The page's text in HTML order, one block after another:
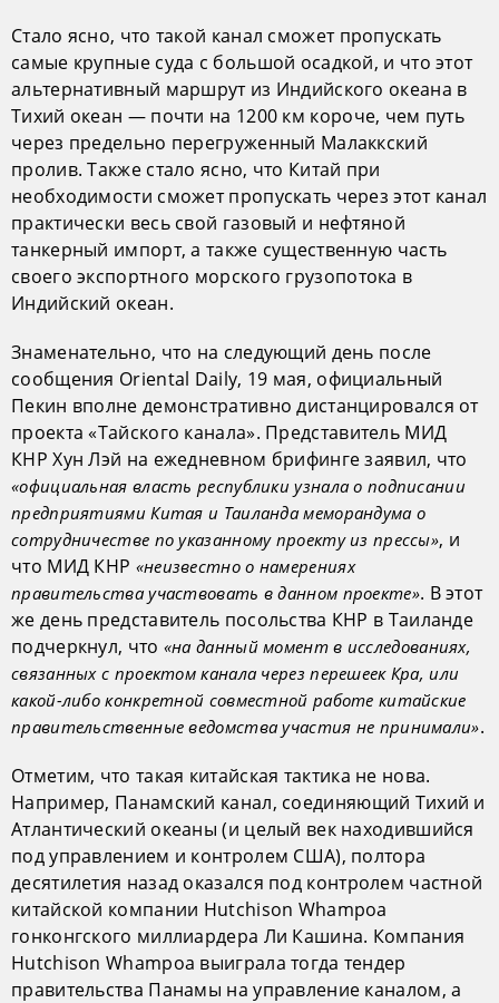
Стало ясно, что такой канал сможет пропускать
самые крупные суда с большой осадкой, и что этот
альтернативный маршрут из Индийского океана в
Тихий океан — почти на 1200 км короче, чем путь
через предельно перегруженный Малаккский
пролив. Также стало ясно, что Китай при
необходимости сможет пропускать через этот канал
практически весь свой газовый и нефтяной
танкерный импорт, а также существенную часть
своего экспортного морского грузопотока в
Индийский океан.
Знаменательно, что на следующий день после
сообщения Oriental Daily, 19 мая, официальный
Пекин вполне демонстративно дистанцировался от
проекта «Тайского канала». Представитель МИД
КНР Хун Лэй на ежедневном брифинге заявил, что
«официальная власть республики узнала о подписании
предприятиями Китая и Таиланда меморандума о
сотрудничестве по указанному проекту из прессы», и
что МИД КНР «неизвестно о намерениях
правительства участвовать в данном проекте». В этот
же день представитель посольства КНР в Таиланде
подчеркнул, что «на данный момент в исследованиях,
связанных с проектом канала через перешеек Кра, или
какой-либо конкретной совместной работе китайские
правительственные ведомства участия не принимали».
Отметим, что такая китайская тактика не нова.
Например, Панамский канал, соединяющий Тихий и
Атлантический океаны (и целый век находившийся
под управлением и контролем США), полтора
десятилетия назад оказался под контролем частной
китайской компании Hutchison Whampoa
гонконгского миллиардера Ли Кашина. Компания
Hutchison Whampoa выиграла тогда тендер
правительства Панамы на управление каналом, а